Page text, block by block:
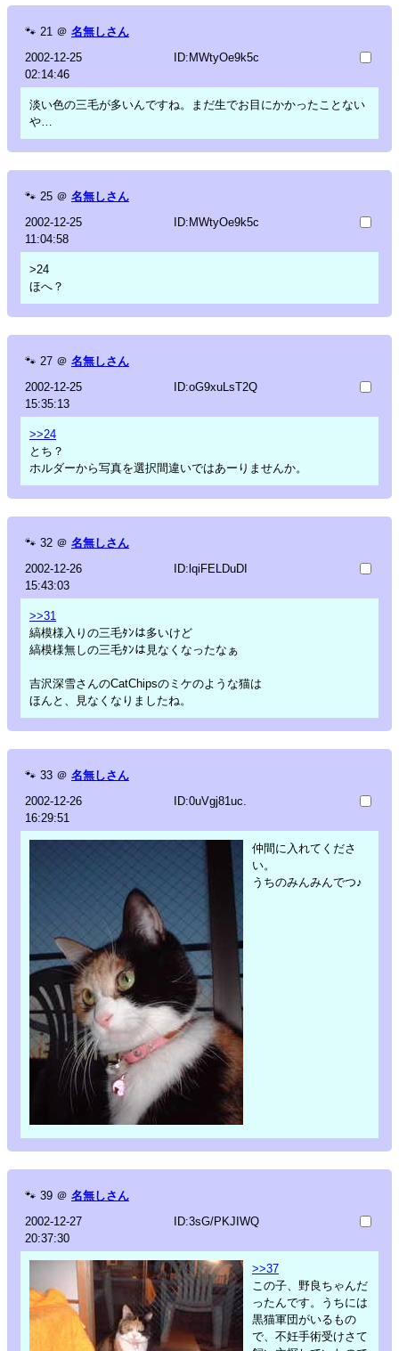
🐾 21 ＠ 名無しさん
2002-12-25
02:14:46
ID:MWtyOe9k5c
淡い色の三毛が多いんですね。まだ生でお目にかかったことない
や…
🐾 25 ＠ 名無しさん
2002-12-25
11:04:58
ID:MWtyOe9k5c
>24
ほへ？
🐾 27 ＠ 名無しさん
2002-12-25
15:35:13
ID:oG9xuLsT2Q
>>24
とち？
ホルダーから写真を選択間違いではあーりませんか。
🐾 32 ＠ 名無しさん
2002-12-26
15:43:03
ID:lqiFELDuDI
>>31
縞模様入りの三毛ﾀﾝは多いけど
縞模様無しの三毛ﾀﾝは見なくなったなぁ
吉沢深雪さんのCatChipsのミケのような猫は
ほんと、見なくなりましたね。
🐾 33 ＠ 名無しさん
2002-12-26
16:29:51
ID:0uVgj81uc.
仲間に入れてくださ
い。
うちのみんみんでつ♪
🐾 39 ＠ 名無しさん
2002-12-27
20:37:30
ID:3sG/PKJIWQ
>>37
この子、野良ちゃんだ
ったんです。うちには
黒猫軍団がいるもの
で、不妊手術受けさて